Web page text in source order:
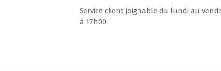
Service client joignable du lundi au
à 17h00